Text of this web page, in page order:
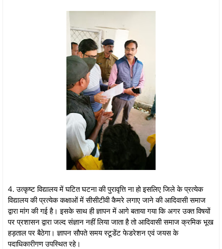
4. उत्कृष्ट विद्यालय में घटित घटना की पुरावृत्ति ना हो इसलिए जिले के प्रत्येक
विद्यालय की प्रत्येक कक्षाओं में सीसीटीवी कैमरे लगाए जाने की आदिवासी समाज
द्वारा मांग की गई है। इसके साथ ही ज्ञापन में आगे बताया गया कि अगर उक्त विषयों
पर प्रशासन द्वारा जल्द संज्ञान नहीं लिया जाता है तो आदिवासी समाज क्रमिक भूख
हड़ताल पर बैठेगा। ज्ञापन सौपते समय स्टूडेंट फेडरेशन एवं जयस के
पदाधिकारीगण उपस्थित रहे।